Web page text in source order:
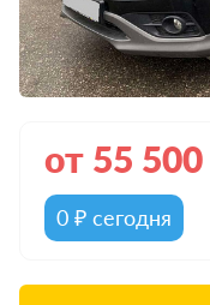
от 55 500
0 ₽ сегодня